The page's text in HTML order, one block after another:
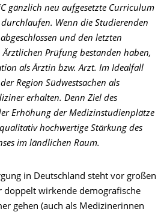
gänzlich neu aufgesetzte Curriculum
Wenn die Studierenden
und den letzten
Prüfung bestanden haben,
als Ärztin bzw. Arzt. Im Idealfall
Region Südwestsachen als
erhalten. Denn Ziel des
Erhöhung der Medizinstudienplätze
hochwertige Stärkung des
im ländlichen Raum.
in Deutschland steht vor großen
doppelt wirkende demografische
gehen (auch als Medizinerinnen